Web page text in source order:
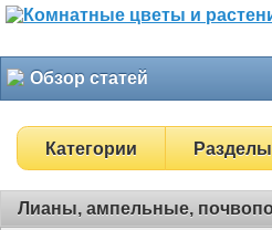
Обзор статей
Категории Разделы
Лианы, ампельные,